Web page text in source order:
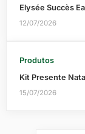
Elysée Succès
12/07/2026
Produtos
Kit Presente
15/07/2026